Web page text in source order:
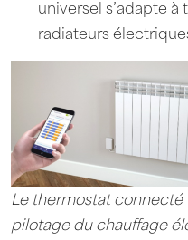
universel s’adapte à
radiateurs
Le thermostat connecté
pilotage du chauffage